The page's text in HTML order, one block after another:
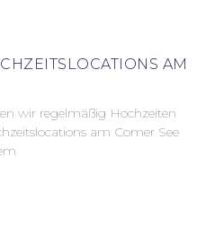
AM
wir regelmäßig Hochzeiten
am Comer See